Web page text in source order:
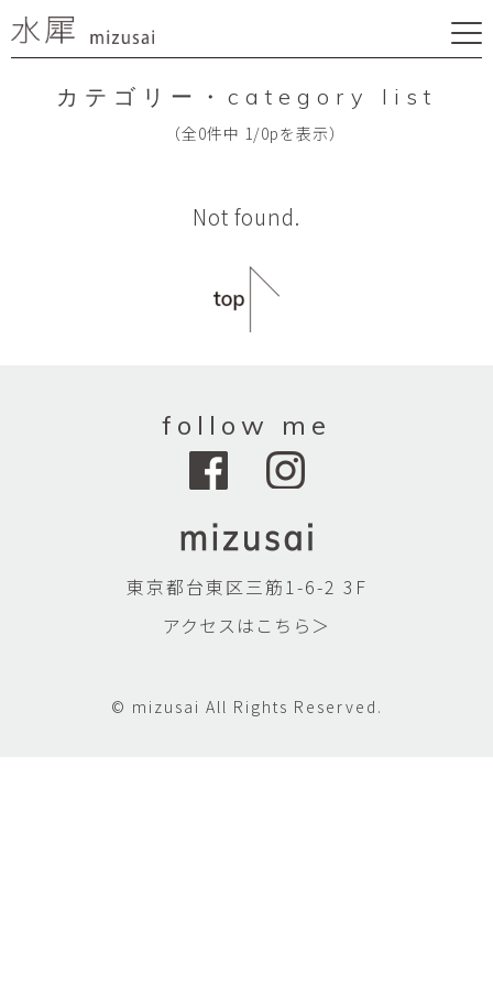
カテゴリー・category list
（全0件中 1/0pを表示）
Not found.
follow me
東京都台東区三筋1-6-2 3F
アクセスはこちら＞
© mizusai All Rights Reserved.